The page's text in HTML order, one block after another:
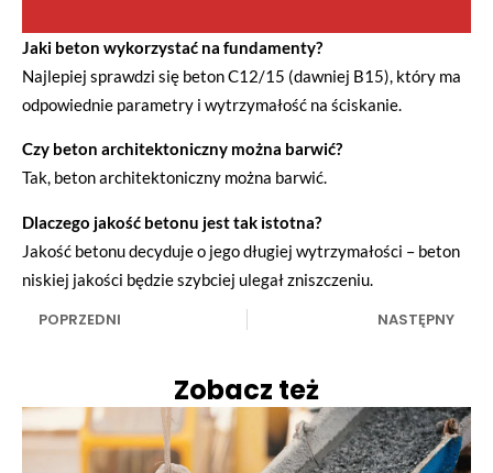
Jaki beton wykorzystać na fundamenty?
Najlepiej sprawdzi się beton C12/15 (dawniej B15), który ma
odpowiednie parametry i wytrzymałość na ściskanie.
Czy beton architektoniczny można barwić?
Tak, beton architektoniczny można barwić.
Dlaczego jakość betonu jest tak istotna?
Jakość betonu decyduje o jego długiej wytrzymałości – beton
niskiej jakości będzie szybciej ulegał zniszczeniu.
POPRZEDNI NASTĘPNY
Zobacz też